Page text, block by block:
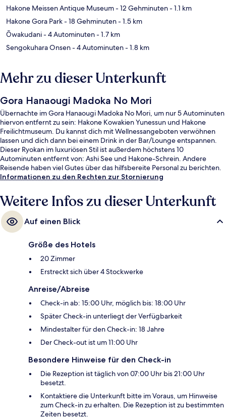
Hakone Meissen Antique Museum- 12 Gehminuten- 1.1 km
Hakone Gora Park- 18 Gehminuten- 1.5 km
Ōwakudani- 4 Autominuten- 1.7 km
Sengokuhara Onsen- 4 Autominuten- 1.8 km
Mehr zu dieser Unterkunft
Gora Hanaougi Madoka No Mori
Übernachte im Gora Hanaougi Madoka No Mori, um nur 5 Autominuten
hiervon entfernt zu sein: Hakone Kowakien Yunessun und Hakone
Freilichtmuseum. Du kannst dich mit Wellnessangeboten verwöhnen
lassen und dich dann bei einem Drink in der Bar/Lounge entspannen.
Dieser Ryokan im luxuriösen Stil ist außerdem höchstens 10
Autominuten entfernt von: Ashi See und Hakone-Schrein. Andere
Reisende haben viel Gutes über das hilfsbereite Personal zu berichten.
Informationen zu den Rechten zur Stornierung
Weitere Infos zu dieser Unterkunft
Auf einen Blick
Größe des Hotels
20 Zimmer
Erstreckt sich über 4 Stockwerke
Anreise/Abreise
Check-in ab: 15:00 Uhr, möglich bis: 18:00 Uhr
Später Check-in unterliegt der Verfügbarkeit
Mindestalter für den Check-in: 18 Jahre
Der Check-out ist um 11:00 Uhr
Besondere Hinweise für den Check-in
Die Rezeption ist täglich von 07:00 Uhr bis 21:00 Uhr
besetzt.
Kontaktiere die Unterkunft bitte im Voraus, um Hinweise
zum Check-in zu erhalten. Die Rezeption ist zu bestimmten
Zeiten besetzt.